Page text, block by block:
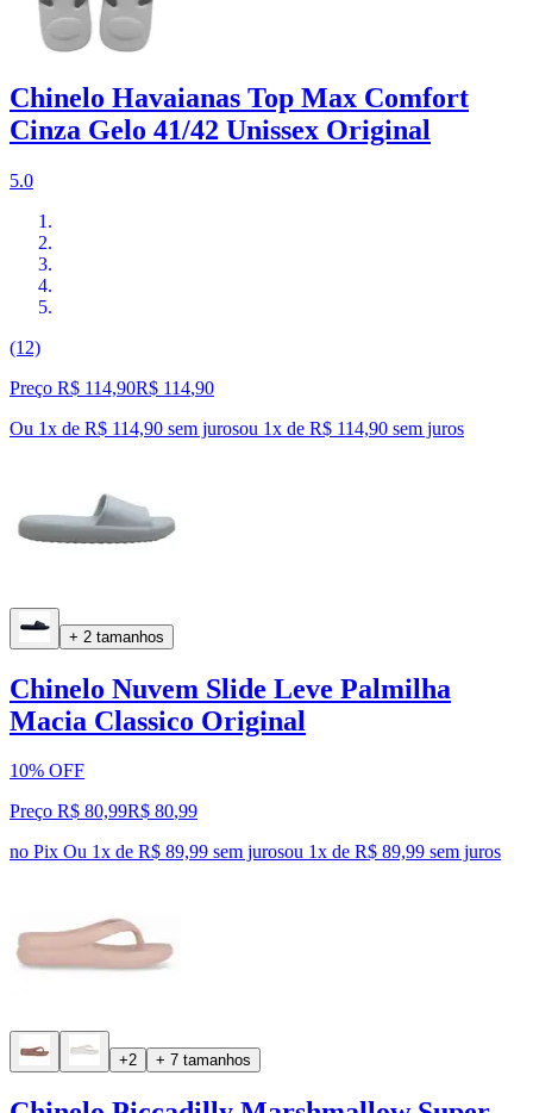
Chinelo Havaianas Top Max Comfort
Cinza Gelo 41/42 Unissex Original
5.0
(12)
Preço R$ 114,90R$ 114,90
Ou 1x de R$ 114,90 sem jurosou 1x de R$ 114,90 sem juros
+ 2 tamanhos
Chinelo Nuvem Slide Leve Palmilha
Macia Classico Original
10% OFF
Preço R$ 80,99R$ 80,99
no Pix Ou 1x de R$ 89,99 sem jurosou 1x de R$ 89,99 sem juros
+2 + 7 tamanhos